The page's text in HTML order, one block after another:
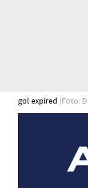
gol expired (Foto: